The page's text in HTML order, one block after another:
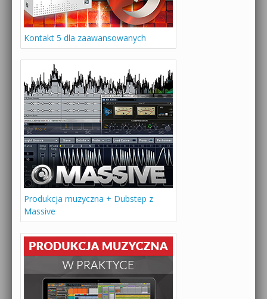
Kontakt 5 dla zaawansowanych
Produkcja muzyczna + Dubstep z
Massive